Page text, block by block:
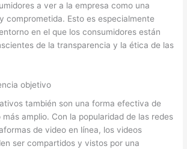
a ver a la empresa como una
comprometida. Esto es especialmente
en el que los consumidores están
de la transparencia y la ética de las
objetivo
también son una forma efectiva de
amplio. Con la popularidad de las redes
de video en línea, los videos
ser compartidos y vistos por una